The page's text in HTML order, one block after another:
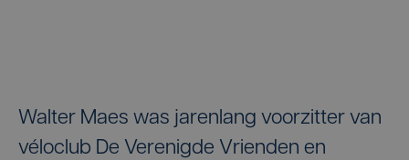
Walter Maes was jarenlang voorzitter van
véloclub De Verenigde Vrienden en